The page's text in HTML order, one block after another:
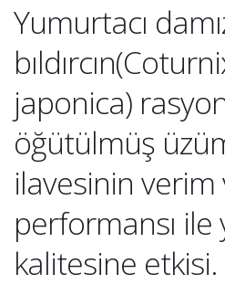
Yumurtacı
japonica)
öğütülmüş
ilavesinin verim
performansı
kalitesine etkisi.